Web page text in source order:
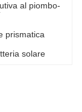
al piombo-
prismatica
solare